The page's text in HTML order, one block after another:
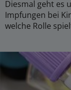
Diesmal geht es
Impfungen bei
welche Rolle